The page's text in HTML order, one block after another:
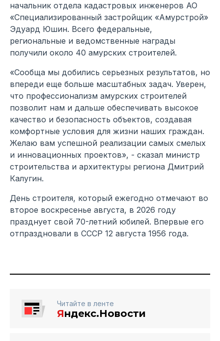
начальник отдела кадастровых инженеров АО
«Специализированный застройщик «Амурстрой»
Эдуард Юшин. Всего федеральные,
региональные и ведомственные награды
получили около 40 амурских строителей.
«Сообща мы добились серьезных результатов, но
впереди еще больше масштабных задач. Уверен,
что профессионализм амурских строителей
позволит нам и дальше обеспечивать высокое
качество и безопасность объектов, создавая
комфортные условия для жизни наших граждан.
Желаю вам успешной реализации самых смелых
и инновационных проектов», - сказал министр
строительства и архитектуры региона Дмитрий
Калугин.
День строителя, который ежегодно отмечают во
второе воскресенье августа, в 2026 году
празднует свой 70-летний юбилей. Впервые его
отпраздновали в СССР 12 августа 1956 года.
Читайте в ленте
Яндекс.Новости